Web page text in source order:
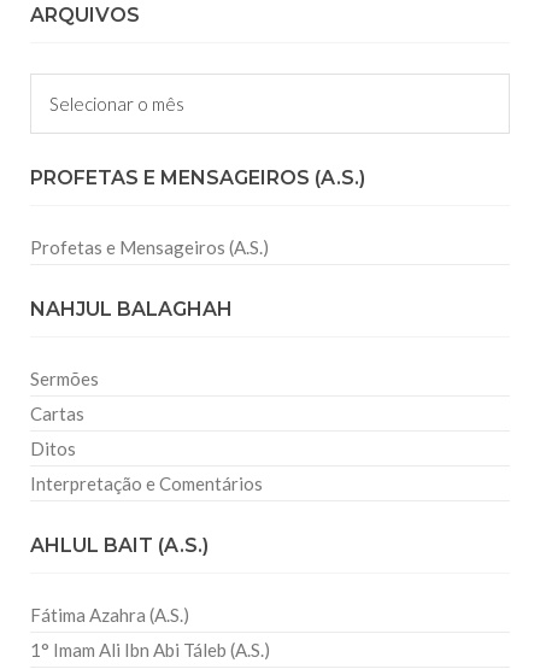
ARQUIVOS
Arquivos
PROFETAS E MENSAGEIROS (A.S.)
Profetas e Mensageiros (A.S.)
NAHJUL BALAGHAH
Sermões
Cartas
Ditos
Interpretação e Comentários
AHLUL BAIT (A.S.)
Fátima Azahra (A.S.)
1° Imam Ali Ibn Abi Táleb (A.S.)